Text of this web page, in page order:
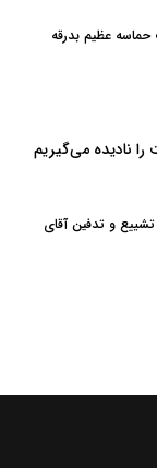
حماسه عظیم بدرقه
را نادیده می‌گیریم
و تدفین آقای